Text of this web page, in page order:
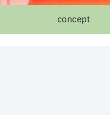
concept